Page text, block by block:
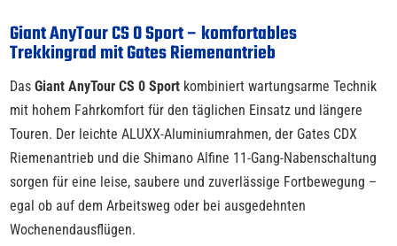
Giant AnyTour CS 0 Sport – komfortables
Trekkingrad mit Gates Riemenantrieb
DasGiant AnyTour CS 0 Sport kombiniert wartungsarme Technik
mit hohem Fahrkomfort für den täglichen Einsatz und längere
Touren. Der leichte ALUXX-Aluminiumrahmen, der Gates CDX
Riemenantrieb und die Shimano Alfine 11-Gang-Nabenschaltung
sorgen für eine leise, saubere und zuverlässige Fortbewegung –
egal ob auf dem Arbeitsweg oder bei ausgedehnten
Wochenendausflügen.